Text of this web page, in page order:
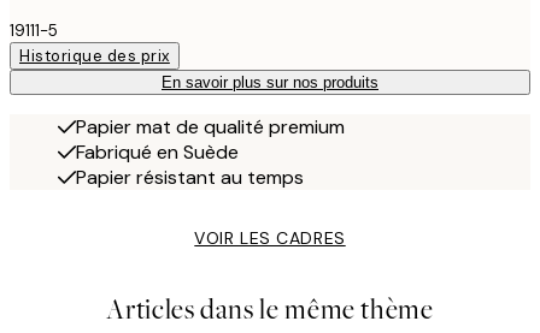
19111-5
Historique des prix
En savoir plus sur nos produits
Papier mat de qualité premium
Fabriqué en Suède
Papier résistant au temps
VOIR LES CADRES
Articles dans le même thème